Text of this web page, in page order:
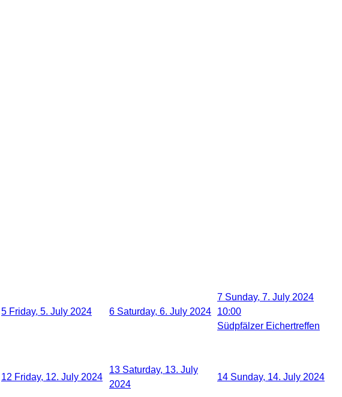
5 Friday, 5. July 2024 6 Saturday, 6. July 2024
7 Sunday, 7. July 2024
10:00
Südpfälzer Eichertreffen
12 Friday, 12. July 2024
13 Saturday, 13. July
2024
14 Sunday, 14. July 2024